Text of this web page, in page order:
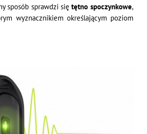
sposób sprawdzi siętętno spoczynkowe,
wyznacznikiem określającym poziom